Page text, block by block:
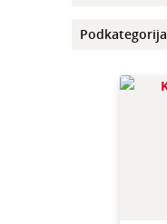
Podkategorija